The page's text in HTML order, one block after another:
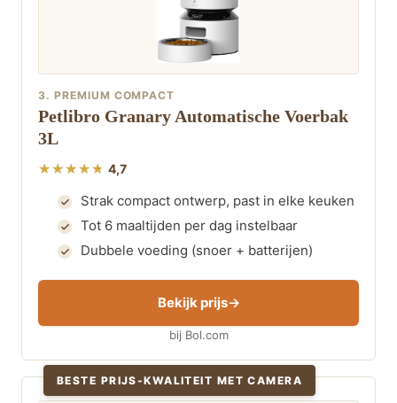
3. PREMIUM COMPACT
Petlibro Granary Automatische Voerbak
3L
4,7
Strak compact ontwerp, past in elke keuken
Tot 6 maaltijden per dag instelbaar
Dubbele voeding (snoer + batterijen)
Bekijk prijs
bij Bol.com
BESTE PRIJS-KWALITEIT MET CAMERA